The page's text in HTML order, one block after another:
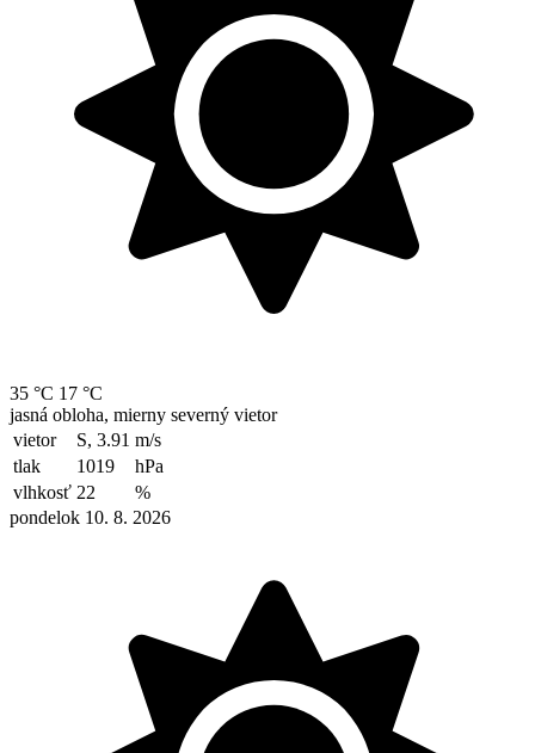
35 °C 17 °C
jasná obloha, mierny severný vietor
vietor
S, 3.91 m/s
tlak
1019
hPa
vlhkosť 22
%
pondelok 10. 8. 2026